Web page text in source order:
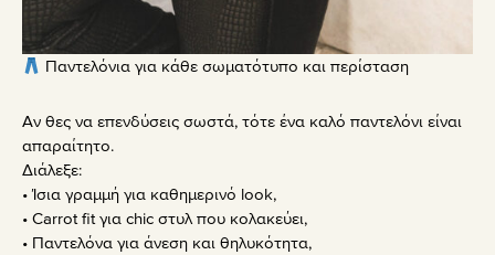
Παντελόνια για κάθε σωματότυπο και περίσταση
Αν θες να επενδύσεις σωστά, τότε ένα καλό παντελόνι είναι
απαραίτητο.
Διάλεξε:
• Ίσια γραμμή για καθημερινό look,
• Carrot fit για chic στυλ που κολακεύει,
• Παντελόνα για άνεση και θηλυκότητα,